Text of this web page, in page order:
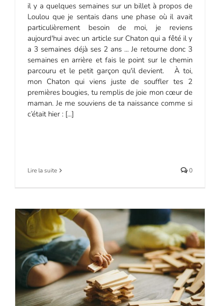
il y a quelques semaines sur un billet à propos de
Loulou que je sentais dans une phase où il avait
particulièrement besoin de moi, je reviens
aujourd'hui avec un article sur Chaton qui a fêté il y
a 3 semaines déjà ses 2 ans ... Je retourne donc 3
semaines en arrière et fais le point sur le chemin
parcouru et le petit garçon qu'il devient. À toi,
mon Chaton qui viens juste de souffler tes 2
premières bougies, tu remplis de joie mon cœur de
maman. Je me souviens de ta naissance comme si
c’était hier : [...]
Lire la suite 0